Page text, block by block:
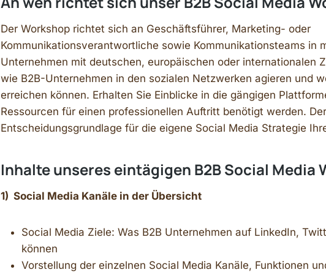
Der Workshop richtet sich an Geschäftsführer, Marketing- oder
Kommunikationsverantwortliche sowie Kommunikationsteams in
Unternehmen mit deutschen, europäischen oder internationalen
wie B2B-Unternehmen in den sozialen Netzwerken agieren und
erreichen können. Erhalten Sie Einblicke in die gängigen
Ressourcen für einen professionellen Auftritt benötigt werden.
Entscheidungsgrundlage für die eigene Social Media Strategie
Inhalte unseres eintägigen B2B Social Media
1) Social Media Kanäle in der Übersicht
Social Media Ziele: Was B2B Unternehmen auf LinkedIn,
können
Vorstellung der einzelnen Social Media Kanäle, Funktionen